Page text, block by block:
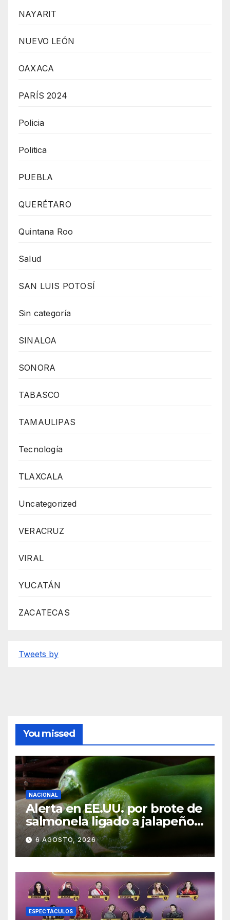
NAYARIT
NUEVO LEÓN
OAXACA
PARÍS 2024
Policia
Politica
PUEBLA
QUERÉTARO
Quintana Roo
Salud
SAN LUIS POTOSÍ
Sin categoría
SINALOA
SONORA
TABASCO
TAMAULIPAS
Tecnología
TLAXCALA
Uncategorized
VERACRUZ
VIRAL
YUCATÁN
ZACATECAS
Tweets by
You missed
NACIONAL
Alerta en EE.UU. por brote de
salmonela ligado a jalapeños
mexicanos; reportan 345
casos
6 AGOSTO, 2026
ESPECTACULOS